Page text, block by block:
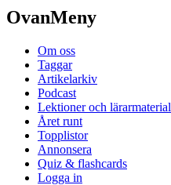
OvanMeny
Om oss
Taggar
Artikelarkiv
Podcast
Lektioner och lärarmaterial
Året runt
Topplistor
Annonsera
Quiz & flashcards
Logga in